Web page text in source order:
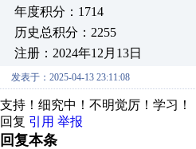
年度积分：1714
历史总积分：2255
注册：2024年12月13日
发表于：2025-04-13 23:11:08
支持！细究中！不明觉厉！学习！
回复 引用 举报
回复本条